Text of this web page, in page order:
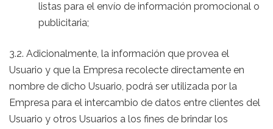
listas para el envío de información promocional o
publicitaria;
3.2. Adicionalmente, la información que provea el
Usuario y que la Empresa recolecte directamente en
nombre de dicho Usuario, podrá ser utilizada por la
Empresa para el intercambio de datos entre clientes del
Usuario y otros Usuarios a los fines de brindar los